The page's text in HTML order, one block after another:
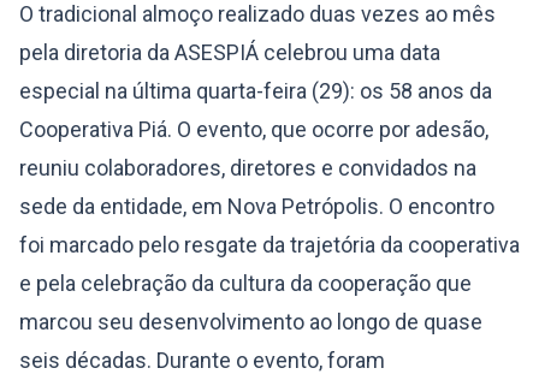
O tradicional almoço realizado duas vezes ao mês
pela diretoria da ASESPIÁ celebrou uma data
especial na última quarta-feira (29): os 58 anos da
Cooperativa Piá. O evento, que ocorre por adesão,
reuniu colaboradores, diretores e convidados na
sede da entidade, em Nova Petrópolis. O encontro
foi marcado pelo resgate da trajetória da cooperativa
e pela celebração da cultura da cooperação que
marcou seu desenvolvimento ao longo de quase
seis décadas. Durante o evento, foram